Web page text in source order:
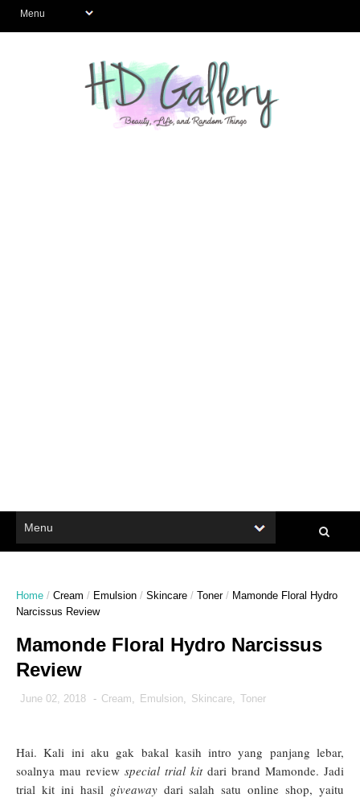
Home / Cream / Emulsion / Skincare / Toner / Mamonde Floral Hydro
Narcissus Review
Mamonde Floral Hydro Narcissus
Review
June 02, 2018 - Cream, Emulsion, Skincare, Toner
Hai. Kali ini aku gak bakal kasih intro yang panjang lebar,
soalnya mau review special trial kitdari brand Mamonde. Jadi
trial kit ini hasil giveawaydari salah satu online shop, yaitu